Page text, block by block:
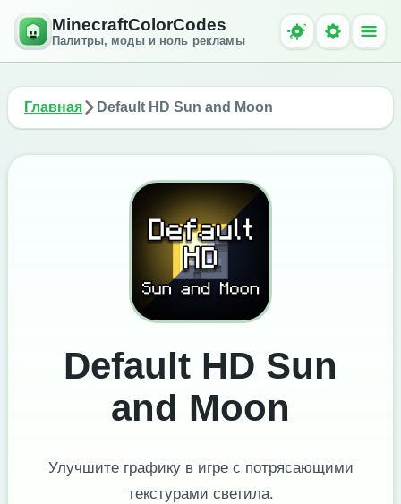
MinecraftColorCodes
Палитры, моды и ноль рекламы
Главная Default HD Sun and Moon
Default HD Sun
and Moon
Улучшите графику в игре с потрясающими
текстурами светила.